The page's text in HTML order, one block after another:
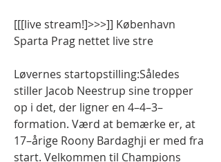
[[[live stream!]>>>]] København
Sparta Prag nettet live stre
Løvernes startopstilling:Således
stiller Jacob Neestrup sine tropper
op i det, der ligner en 4–4–3–
formation. Værd at bemærke er, at
17–årige Roony Bardaghji er med fra
start. Velkommen til Champions